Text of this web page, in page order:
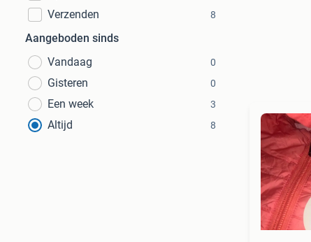
Verzenden 8
Aangeboden sinds
Vandaag
0
Gisteren 0
Een week 3
Altijd 8